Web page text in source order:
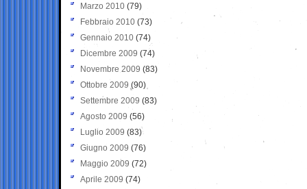
Marzo 2010 (79)
Febbraio 2010 (73)
Gennaio 2010 (74)
Dicembre 2009 (74)
Novembre 2009 (83)
Ottobre 2009 (90)
Settembre 2009 (83)
Agosto 2009 (56)
Luglio 2009 (83)
Giugno 2009 (76)
Maggio 2009 (72)
Aprile 2009 (74)